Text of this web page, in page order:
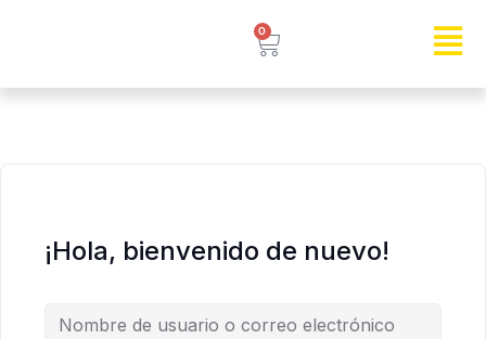
0
¡Hola, bienvenido de nuevo!